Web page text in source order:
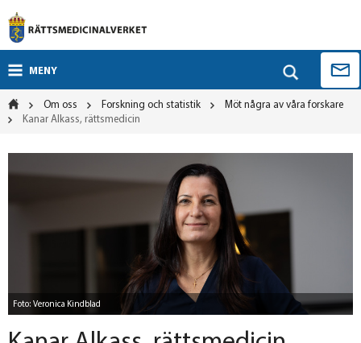
MENY
Om oss Forskning och statistik
Möt några av våra forskare
Kanar Alkass, rättsmedicin
Foto: Veronica Kindblad